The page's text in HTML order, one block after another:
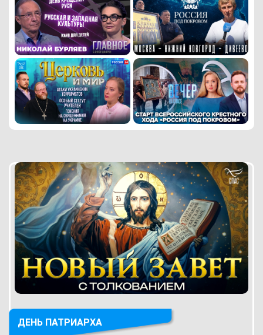
ДЕНЬ ПАТРИАРХА